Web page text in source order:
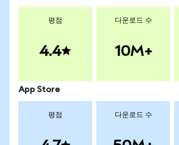
평점
4.4
다운로드 수
10M+
App Store
평점 다운로드 수